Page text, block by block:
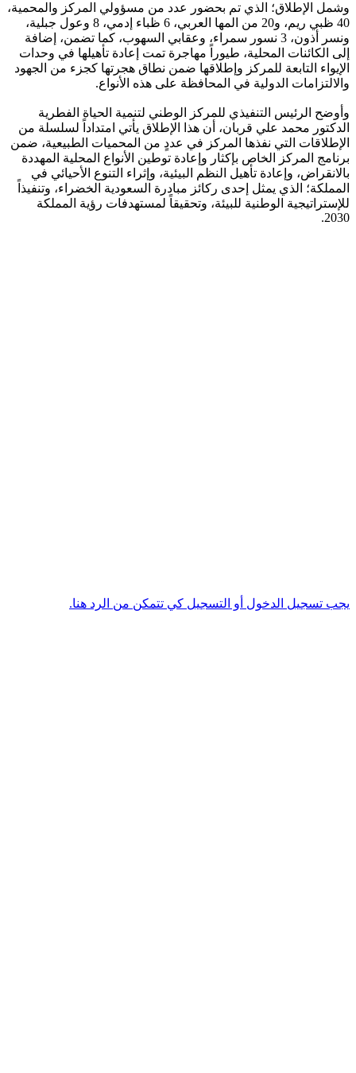
وشمل الإطلاق؛ الذي تم بحضور عدد من مسؤولي المركز والمحمية،
40 ظبي ريم، و20 من المها العربي، 6 ظباء إدمي، 8 وعول جبلية،
ونسر أذون، 3 نسور سمراء، وعقابي السهوب، كما تضمن، إضافة
إلى الكائنات المحلية، طيوراً مهاجرة تمت إعادة تأهيلها في وحدات
الإيواء التابعة للمركز وإطلاقها ضمن نطاق هجرتها كجزء من الجهود
والالتزامات الدولية في المحافظة على هذه الأنواع.
وأوضح الرئيس التنفيذي للمركز الوطني لتنمية الحياة الفطرية
الدكتور محمد علي قربان، أن هذا الإطلاق يأتي امتداداً لسلسلة من
الإطلاقات التي نفذها المركز في عددٍ من المحميات الطبيعية، ضمن
برنامج المركز الخاص بإكثار وإعادة توطين الأنواع المحلية المهددة
بالانقراض، وإعادة تأهيل النظم البيئية، وإثراء التنوع الأحيائي في
المملكة؛ الذي يمثل إحدى ركائز مبادرة السعودية الخضراء، وتنفيذاً
للإستراتيجية الوطنية للبيئة، وتحقيقاً لمستهدفات رؤية المملكة
2030.
يجب تسجيل الدخول أو التسجيل كي تتمكن من الرد هنا.